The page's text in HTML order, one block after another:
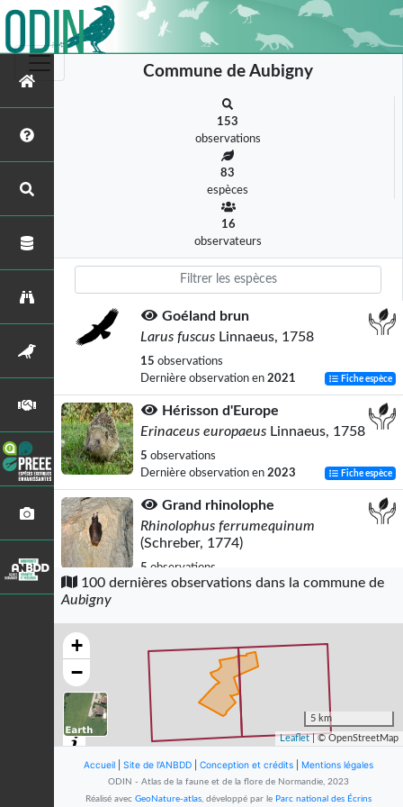
Commune de Aubigny
153
observations
83
espèces
16
observateurs
Goéland brun
Larus fuscus Linnaeus, 1758
15 observations
Dernière observation en 2021 Fiche espèce
Hérisson d'Europe
Erinaceus europaeus Linnaeus, 1758
5 observations
Dernière observation en 2023 Fiche espèce
Grand rhinolophe
Rhinolophus ferrumequinum
(Schreber, 1774)
5 observations
Dernière observation en2024 Fiche espèce
(Borkhausen, 1797)
observations
Dernière observation en
Murin à oreilles échancrées
Myotis emarginatus(É. Geoffroy
Saint-Hilaire, 1806)
100 dernières observations dans la commune de
Aubigny
+
−
5 km
Leaflet| © OpenStreetMap
Accueil Site de l'ANBDD Conception et crédits Mentions légales
ODIN - Atlas de la faune et de la flore de Normandie, 2023
Réalisé avec GeoNature-atlas, développé par le Parc national des Écrins